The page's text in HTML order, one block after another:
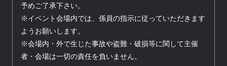
予めご了承下さい。
※イベント会場内では、係員の指示に従っていただきます
ようお願いします。
※会場内・外で生じた事故や盗難・破損等に関して主催
者・会場は一切の責任を負いません。